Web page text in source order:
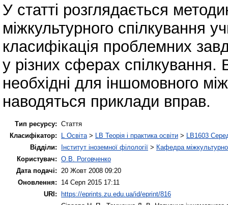
У статті розглядається
міжкультурного спілкування
класифікація проблемних
у різних сферах спілкування.
необхідні для іншомовного
наводяться приклади вправ.
Тип ресурсу: Стаття
Класифікатор:
L Освіта > LB Теорія і практика освіти > LB1603
Відділи:
Інститут іноземної філології > Кафедра
Користувач: О.В. Роговченко
Дата подачі:
20 Жовт 2008 09:20
Оновлення:
14 Серп 2015 17:11
URI: https://eprints.zu.edu.ua/id/eprint/816